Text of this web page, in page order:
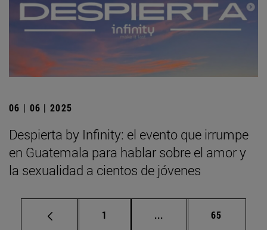
06 | 06 | 2025
Despierta by Infinity: el evento que irrumpe
en Guatemala para hablar sobre el amor y
la sexualidad a cientos de jóvenes
Página
1 ... Páginas intermedias
Página
65